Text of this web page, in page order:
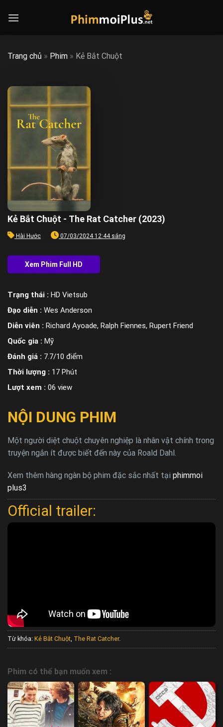
Trang chủ » Phim » Kẻ Bắt Chuột
Kẻ Bắt Chuột - The Rat Catcher (2023)
Hài Hước 07/03/2024 12:44 sáng
Trạng thái : HD Vietsub
Đạo diễn : Wes Anderson
Diễn viên : Richard Ayoade, Ralph Fiennes, Rupert Friend
Quốc gia : Mỹ
Đánh giá : 7.7/10 điểm
Thời lượng : 17 Phút
Lượt xem : 06 view
NỘI DUNG PHIM
Một người diệt chuột chuyên nghiệp là nhân vật chính trong
truyện ngắn ít được biết đến này của Roald Dahl.
Xem thêm hàng ngàn bộ phim đặc sắc nhất tại phimmoi
plus3
Official trailer:
Từ khóa: Kẻ Bắt Chuột, The Rat Catcher.
Phim có thể bạn muốn xem :